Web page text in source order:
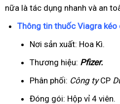
nữa là tác dụng nhanh và an
Thông tin thuốc Viagra kéo
Nơi sản xuất: Hoa Kì.
Thương hiệu: Pfizer.
Phân phối: Công tyCP
Đóng gói: Hộp vỉ 4 viên.